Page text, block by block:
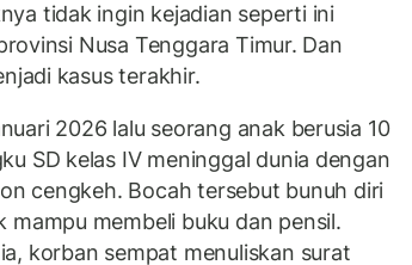
tidak ingin kejadian seperti ini
Nusa Tenggara Timur. Dan
kasus terakhir.
2026 lalu seorang anak berusia 10
SD kelas IV meninggal dunia dengan
cengkeh. Bocah tersebut bunuh diri
mampu membeli buku dan pensil.
korban sempat menuliskan surat